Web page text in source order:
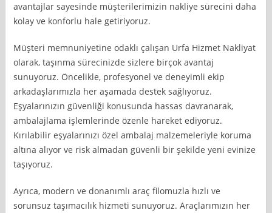
avantajlar sayesinde müşterilerimizin nakliye sürecini daha
kolay ve konforlu hale getiriyoruz.
Müşteri memnuniyetine odaklı çalışan Urfa Hizmet Nakliyat
olarak, taşınma sürecinizde sizlere birçok avantaj
sunuyoruz. Öncelikle, profesyonel ve deneyimli ekip
arkadaşlarımızla her aşamada destek sağlıyoruz.
Eşyalarınızın güvenliği konusunda hassas davranarak,
ambalajlama işlemlerinde özenle hareket ediyoruz.
Kırılabilir eşyalarınızı özel ambalaj malzemeleriyle koruma
altına alıyor ve risk almadan güvenli bir şekilde yeni evinize
taşıyoruz.
Ayrıca, modern ve donanımlı araç filomuzla hızlı ve
sorunsuz taşımacılık hizmeti sunuyoruz. Araçlarımızın her